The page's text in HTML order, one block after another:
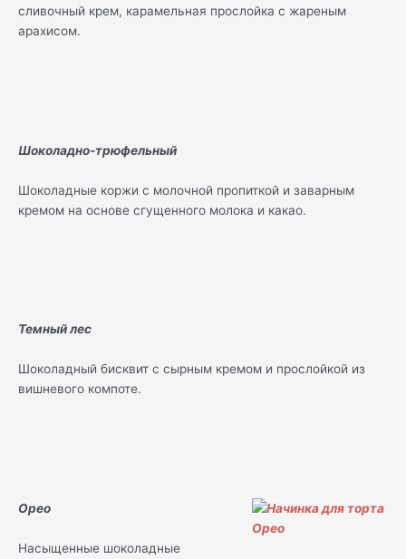
сливочный крем, карамельная прослойка с жареным
арахисом.
Шоколадно-трюфельный
Шоколадные коржи с молочной пропиткой и заварным
кремом на основе сгущенного молока и какао.
Темный лес
Шоколадный бисквит с сырным кремом и прослойкой из
вишневого компоте.
Орео
Насыщенные шоколадные